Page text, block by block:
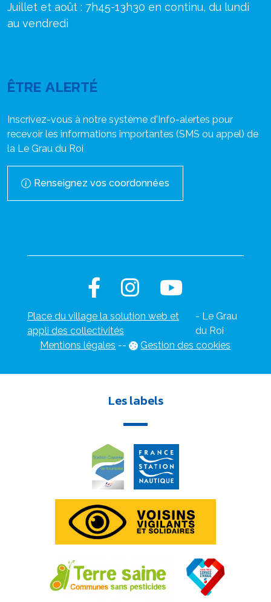
Juillet et août : 7h45-13h30 en continu, du lundi
au vendredi
ÊTRE ALERTÉ
Inscrivez-vous à notre système d'Info-alertes pour
recevoir les informations importantes (SMS ou appel) de
la Le Grau du Roi
Renseignez vos coordonnées
Place du village la solution web et
appli des collectivités
- Le Grau
du Roi
Mentions légales -- Gestion des cookies
Les labels